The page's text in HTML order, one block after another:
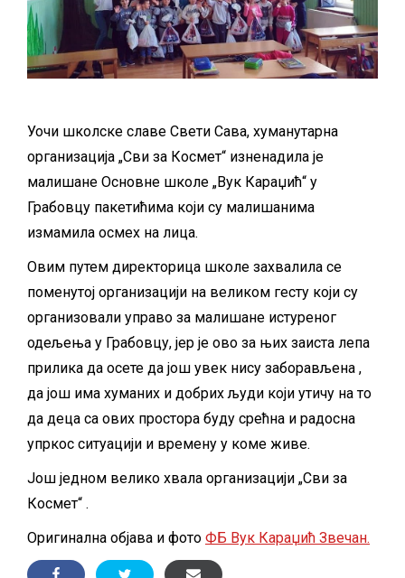
Уочи школске славе Свети Сава, хуманутарна
организација „Сви за Космет“ изненадила је
малишане Основне школе „Вук Караџић“ у
Грабовцу пакетићима који су малишанима
измамила осмех на лица.
Овим путем директорица школе захвалила се
поменутој организацији на великом гесту који су
организовали управо за малишане истуреног
одељења у Грабовцу, јер је ово за њих заиста лепа
прилика да осете да још увек нису заборављена ,
да још има хуманих и добрих људи који утичу на то
да деца са ових простора буду срећна и радосна
упркос ситуацији и времену у коме живе.
Још једном велико хвала организацији „Сви за
Космет“ .
Оригинална објава и фото ФБ Вук Караџић Звечан.